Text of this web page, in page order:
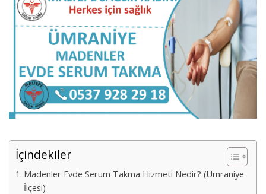
İçindekiler
Madenler Evde Serum Takma Hizmeti Nedir? (Ümraniye
İlçesi)